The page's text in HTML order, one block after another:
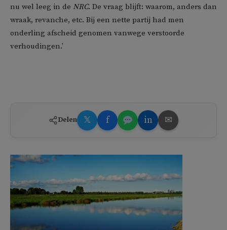
nu wel leeg in de NRC. De vraag blijft: waarom, anders dan
wraak, revanche, etc. Bij een nette partij had men
onderling afscheid genomen vanwege verstoorde
verhoudingen.’
Delen 𝕏 f in ✉